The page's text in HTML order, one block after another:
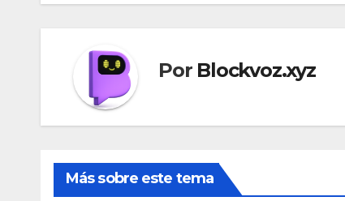
Por Blockvoz.xyz
Más sobre este tema